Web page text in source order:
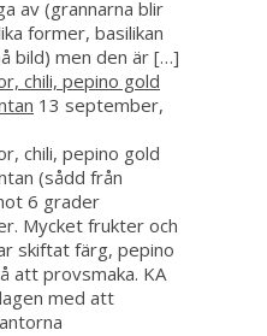
av (grannarna blir
former, basilikan
bild) men den är […]
chili, pepino gold
13 september,
chili, pepino gold
(sådd från
6 grader
Mycket frukter och
skiftat färg, pepino
att provsmaka. KA
med att